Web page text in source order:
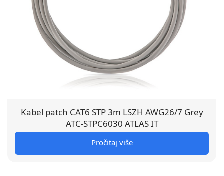
Kabel patch CAT6 STP 3m LSZH AWG26/7 Grey
ATC-STPC6030 ATLAS IT
Pročitaj više